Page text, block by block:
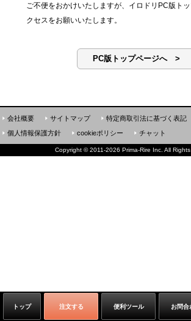
ご不便をおかけいたしますが、イロドリPC版ト
クセスをお願いいたします。
PC版トップページへ >
トップ 注文する 便利ツール お問合
会社概要 サイトマップ 特定商取引法に基づく表記
個人情報保護方針
cookieポリシー チャット
Copyright ©2011-2026 Prima-Rire Inc. All